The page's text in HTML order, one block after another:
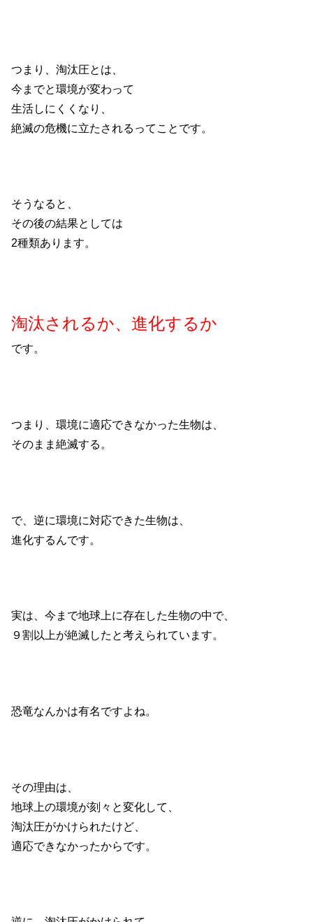
つまり、淘汰圧とは、
今までと環境が変わって
生活しにくくなり、
絶滅の危機に立たされるってことです。
そうなると、
その後の結果としては
2種類あります。
淘汰されるか、進化するか
です。
つまり、環境に適応できなかった生物は、
そのまま絶滅する。
で、逆に環境に対応できた生物は、
進化するんです。
実は、今まで地球上に存在した生物の中で、
９割以上が絶滅したと考えられています。
恐竜なんかは有名ですよね。
その理由は、
地球上の環境が刻々と変化して、
淘汰圧がかけられたけど、
適応できなかったからです。